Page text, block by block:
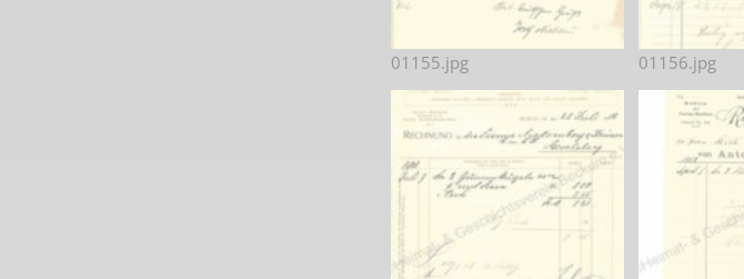
01155.jpg 01156.jpg